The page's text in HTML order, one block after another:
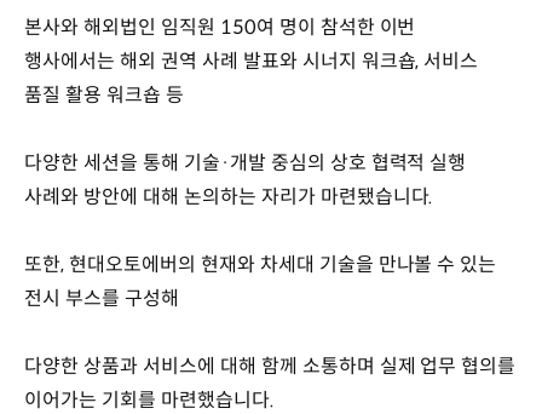
본사와 해외법인 임직원 150여 명이 참석한 이번
행사에서는 해외 권역 사례 발표와 시너지 워크숍, 서비스
품질 활용 워크숍 등
다양한 세션을 통해 기술·개발 중심의 상호 협력적 실행
사례와 방안에 대해 논의하는 자리가 마련됐습니다.
또한, 현대오토에버의 현재와 차세대 기술을 만나볼 수 있는
전시 부스를 구성해
다양한 상품과 서비스에 대해 함께 소통하며 실제 업무 협의를
이어가는 기회를 마련했습니다.